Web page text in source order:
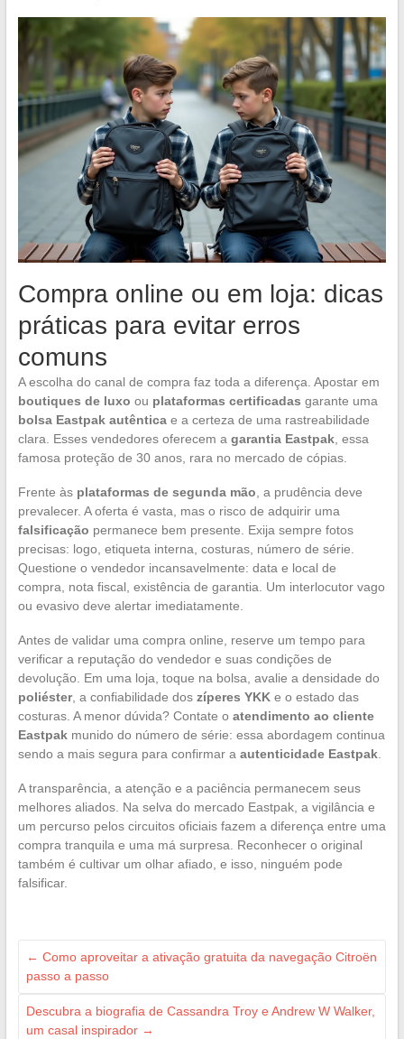
Compra online ou em loja: dicas
práticas para evitar erros
comuns
A escolha do canal de compra faz toda a diferença. Apostar em
boutiques de luxo ou plataformas certificadas garante uma
bolsa Eastpak autênticae a certeza de uma rastreabilidade
clara. Esses vendedores oferecem a garantia Eastpak, essa
famosa proteção de 30 anos, rara no mercado de cópias.
Frente às plataformas de segunda mão , a prudência deve
prevalecer. A oferta é vasta, mas o risco de adquirir uma
falsificação permanece bem presente. Exija sempre fotos
precisas: logo, etiqueta interna, costuras, número de série.
Questione o vendedor incansavelmente: data e local de
compra, nota fiscal, existência de garantia. Um interlocutor vago
ou evasivo deve alertar imediatamente.
Antes de validar uma compra online, reserve um tempo para
verificar a reputação do vendedor e suas condições de
devolução. Em uma loja, toque na bolsa, avalie a densidade do
poliéster, a confiabilidade dos zíperes YKKe o estado das
costuras. A menor dúvida? Contate o atendimento ao cliente
Eastpakmunido do número de série: essa abordagem continua
sendo a mais segura para confirmar a autenticidade Eastpak.
A transparência, a atenção e a paciência permanecem seus
melhores aliados. Na selva do mercado Eastpak, a vigilância e
um percurso pelos circuitos oficiais fazem a diferença entre uma
compra tranquila e uma má surpresa. Reconhecer o original
também é cultivar um olhar afiado, e isso, ninguém pode
falsificar.
← Como aproveitar a ativação gratuita da navegação Citroën
passo a passo
Descubra a biografia de Cassandra Troy e Andrew W Walker,
um casal inspirador →